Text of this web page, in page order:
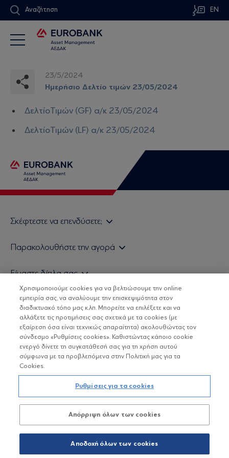
Αναζήτηση EN
23/5/2024
Ημερήσιο Δελτίο τιμών 23/05/2024
ΔελτίοΤιμών (GF) α/κ 23/05/2024
ΔελτίοΤιμών (LF) α/κ 23/05/2024
Σκέφτεστε να επενδύσετε;
Τιμολογιακή Πολιτική
Δείτε τις πολιτικές μας
Βασικές Γνώσεις
Παρακολουθήστε την αγορά
Τα νέα μας
Χρήσιμοι σύνδεσμοι
Είμαστε δίπλα σας
H Eurobank Asset Management ΑΕΔΑΚ
Επενδυτική φιλοσοφία ESG
Πιστοποιημένα στελέχη και συνεργάτες
Αποστολή Βιογραφικών
ΟΙ ΟΣΕΚΑ ΔΕΝ ΕΧΟΥΝ ΕΓΓΥΗΜΕΝΗ ΑΠΟΔΟΣΗ ΚΑΙ ΟΙ
ΠΡΟΗΓΟΥΜΕΝΕΣ ΑΠΟΔΟΣΕΙΣ ΔΕΝ ΔΙΑΣΦΑΛΙΖΟΥΝ ΤΙΣ
ΜΕΛΛΟΝΤΙΚΕΣ
Copyright © Eurobank ΑΕΔΑΚ
Προστασία Προσωπικών Δεδομένων
Όροι χρήσης
Πολιτική cookies
Χρησιμοποιούμε cookies για να βελτιώσουμε την online
εμπειρία σας, να αναλύουμε την επισκεψιμότητα στον
διαδικτυακό τόπο μας κ.λπ. Μπορείτε να επιλέξετε και να
αλλάξετε τις προτιμήσεις σας σχετικά με τα cookies (με
εξαίρεση όσα είναι τεχνικώς απαραίτητα) ακολουθώντας τον
σύνδεσμο «Ρυθμίσεις cookies». Καθιστώντας κάποιο cookie
ενεργό δίνετε τη συγκατάθεσή σας για τη χρήση αυτού
σύμφωνα με τα προβλεπόμενα στην Πολιτική μας για τα
Cookies.
Ρυθμίσεις για τα cookies
Απόρριψη όλων των cookies
Αποδοχή όλων των cookies